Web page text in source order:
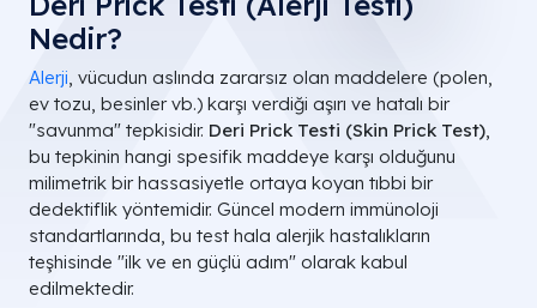
Nedir?
Alerji, vücudun aslında zararsız olan maddelere (polen,
ev tozu, besinler vb.) karşı verdiği aşırı ve hatalı bir
"savunma" tepkisidir. Deri Prick Testi (Skin Prick Test),
bu tepkinin hangi spesifik maddeye karşı olduğunu
milimetrik bir hassasiyetle ortaya koyan tıbbi bir
dedektiflik yöntemidir. Güncel modern immünoloji
standartlarında, bu test hala alerjik hastalıkların
teşhisinde "ilk ve en güçlü adım" olarak kabul
edilmektedir.